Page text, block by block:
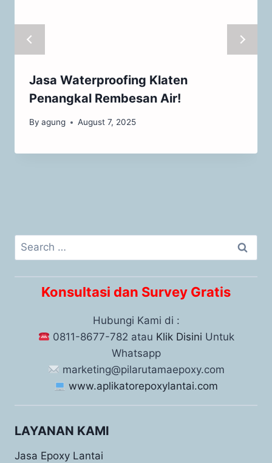
Jasa Waterproofing Klaten
Penangkal Rembesan Air!
By agung August 7, 2025
Konsultasi dan Survey Gratis
Hubungi Kami di :
0811-8677-782 atau Klik Disini Untuk
Whatsapp
marketing@pilarutamaepoxy.com
www.aplikatorepoxylantai.com
LAYANAN KAMI
Jasa Epoxy Lantai